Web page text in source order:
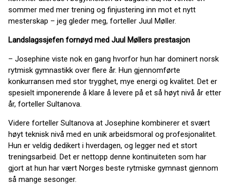
sommer med mer trening og finjustering inn mot et nytt
mesterskap – jeg gleder meg, forteller Juul Møller.
Landslagssjefen fornøyd med Juul Møllers prestasjon
– Josephine viste nok en gang hvorfor hun har dominert norsk
rytmisk gymnastikk over flere år. Hun gjennomførte
konkurransen med stor trygghet, mye energi og kvalitet. Det er
spesielt imponerende å klare å levere på et så høyt nivå år etter
år, forteller Sultanova.
Videre forteller Sultanova at Josephine kombinerer et svært
høyt teknisk nivå med en unik arbeidsmoral og profesjonalitet.
Hun er veldig dedikert i hverdagen, og legger ned et stort
treningsarbeid. Det er nettopp denne kontinuiteten som har
gjort at hun har vært Norges beste rytmiske gymnast gjennom
så mange sesonger.